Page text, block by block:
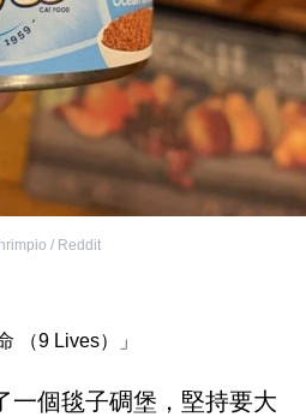
/ Reddit
（9 Lives）」
一個毯子碉堡，堅持要大